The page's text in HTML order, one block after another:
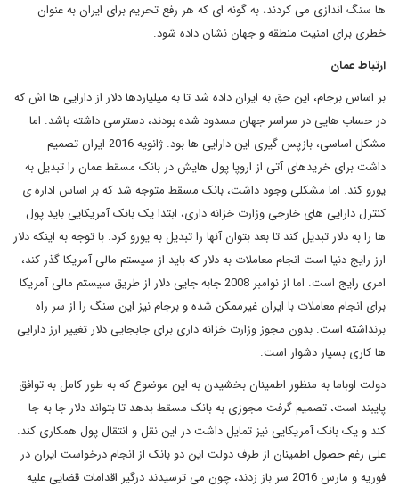
ها سنگ اندازی می کردند، به گونه ای که هر رفع تحریم برای ایران به عنوان
خطری برای امنیت منطقه و جهان نشان داده شود.
ارتباط عمان
بر اساس برجام، این حق به ایران داده شد تا به میلیاردها دلار از دارایی ها اش که
در حساب هایی در سراسر جهان مسدود شده بودند، دسترسی داشته باشد. اما
مشکل اساسی، بازپس گیری این دارایی ها بود. ژانویه 2016 ایران تصمیم
داشت برای خریدهای آتی از اروپا پول هایش در بانک مسقط عمان را تبدیل به
یورو کند. اما مشکلی وجود داشت، بانک مسقط متوجه شد که بر اساس اداره ی
کنترل دارایی های خارجی وزارت خزانه داری، ابتدا یک بانک آمریکایی باید پول
ها را به دلار تبدیل کند تا بعد بتوان آنها را تبدیل به یورو کرد. با توجه به اینکه دلار
ارز رایج دنیا است انجام معاملات به دلار که باید از سیستم مالی آمریکا گذر کند،
امری رایج است. اما از نوامبر 2008 جابه جایی دلار از طریق سیستم مالی آمریکا
برای انجام معاملات با ایران غیرممکن شده و برجام نیز این سنگ را از سر راه
برنداشته است. بدون مجوز وزارت خزانه داری برای جابجایی دلار تغییر ارز دارایی
ها کاری بسیار دشوار است.
دولت اوباما به منظور اطمینان بخشیدن به این موضوع که به طور کامل به توافق
پایبند است، تصمیم گرفت مجوزی به بانک مسقط بدهد تا بتواند دلار جا به جا
کند و یک بانک آمریکایی نیز تمایل داشت در این نقل و انتقال پول همکاری کند.
علی رغم حصول اطمینان از طرف دولت این دو بانک از انجام درخواست ایران در
فوریه و مارس 2016 سر باز زدند، چون می ترسیدند درگیر اقدامات قضایی علیه